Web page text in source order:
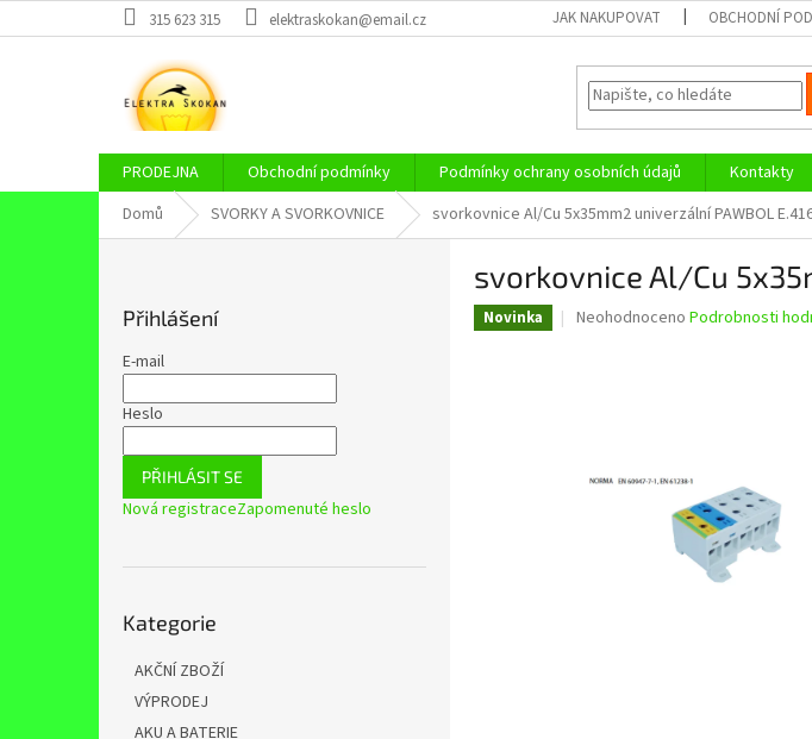
na
315 623 315 elektraskokan@email.cz JAK NAKUPOVAT OBCHODNÍ
PRODEJNA Obchodní podmínky Podmínky ochrany osobních údajů Kontakty
Domů
SVORKY A SVORKOVNICE svorkovnice Al/Cu 5x35mm2 univerzální PAWBOL
Přihlášení
E-mail
Heslo
PŘIHLÁSIT SE
Nová registraceZapomenuté heslo
kategorie
Kategorie
AKČNÍ ZBOŽÍ
VÝPRODEJ
AKU A BATERIE
svorkovnice Al/Cu
Novinka
Průměrné
hvězdiček.
Neohodnoceno Podrobnosti